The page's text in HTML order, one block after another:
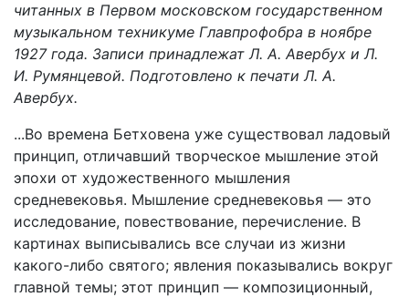
читанных в Первом московском государственном
музыкальном техникуме Главпрофобра в ноябре
1927 года. Записи принадлежат Л. А. Авербух и Л.
И. Румянцевой. Подготовлено к печати Л. А.
Авербух.
...Во времена Бетховена уже существовал ладовый
принцип, отличавший творческое мышление этой
эпохи от художественного мышления
средневековья. Мышление средневековья — это
исследование, повествование, перечисление. В
картинах выписывались все случаи из жизни
какого-либо святого; явления показывались вокруг
главной темы; этот принцип — композиционный,